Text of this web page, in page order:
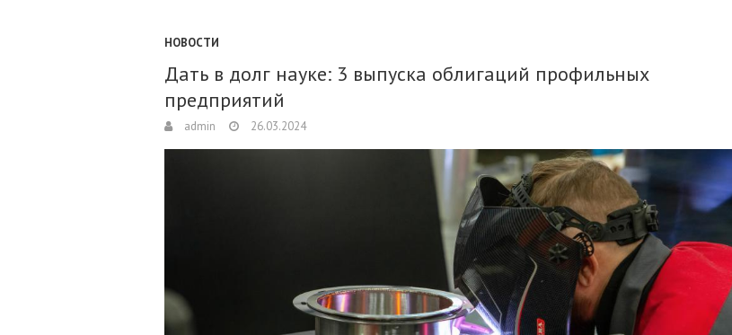
НОВОСТИ
Дать в долг науке: 3 выпуска облигаций профильных
предприятий
admin 26.03.2024